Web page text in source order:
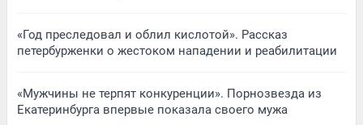
«Год преследовал и облил кислотой». Рассказ
петербурженки о жестоком нападении и реабилитации
«Мужчины не терпят конкуренции». Порнозвезда из
Екатеринбурга впервые показала своего мужа